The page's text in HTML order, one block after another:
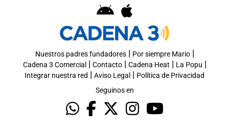
Nuestros padres fundadores| Por siempre Mario|
Cadena 3 Comercial | Contacto| Cadena Heat | La Popu |
Integrar nuestra red | Aviso Legal | Política de Privacidad
Seguinos en